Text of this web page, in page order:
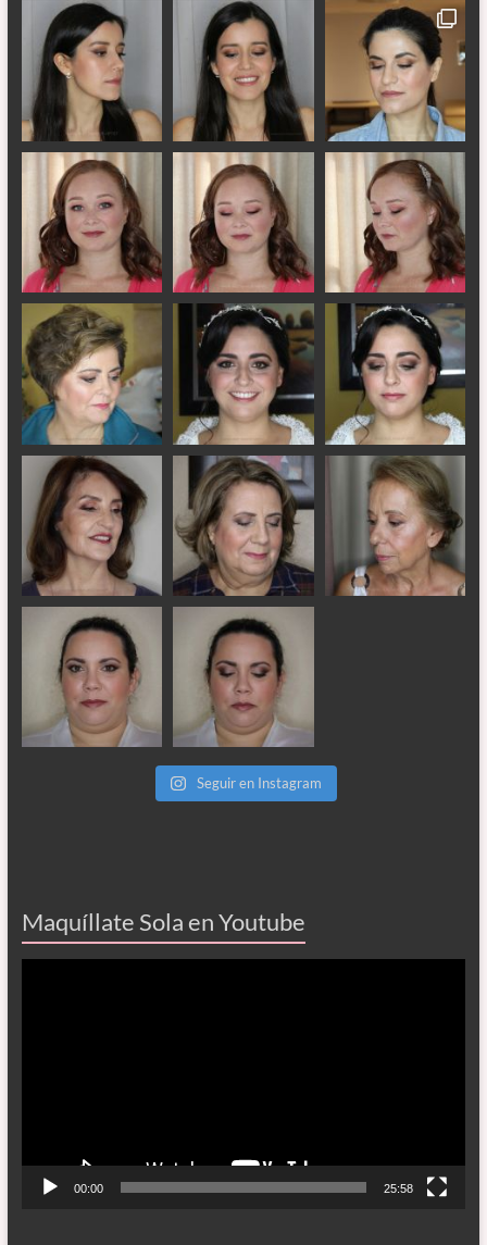
Seguir en Instagram
Maquíllate Sola en Youtube
00:00 25:58